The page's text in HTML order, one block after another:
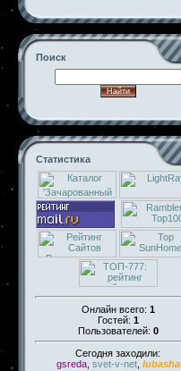
Поиск
Статистика
Онлайн всего: 1
Гостей: 1
Пользователей: 0
Сегодня заходили:
gsreda, svet-v-net, lubasha